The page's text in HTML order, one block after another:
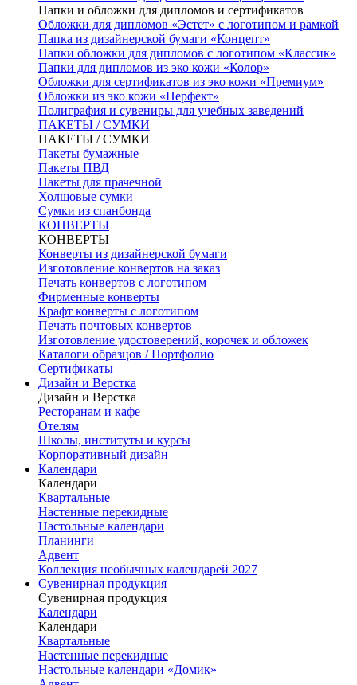
Папки и обложки для дипломов и сертификатов
Обложки для дипломов «Эстет» с логотипом и рамкой
Папка из дизайнерской бумаги «Концепт»
Папки обложки для дипломов с логотипом «Классик»
Папки для дипломов из эко кожи «Колор»
Обложки для сертификатов из эко кожи «Премиум»
Обложки из эко кожи «Перфект»
Полиграфия и сувениры для учебных заведений
ПАКЕТЫ / СУМКИ
ПАКЕТЫ / СУМКИ
Пакеты бумажные
Пакеты ПВД
Пакеты для прачечной
Холщовые сумки
Сумки из спанбонда
КОНВЕРТЫ
КОНВЕРТЫ
Конверты из дизайнерской бумаги
Изготовление конвертов на заказ
Печать конвертов с логотипом
Фирменные конверты
Крафт конверты с логотипом
Печать почтовых конвертов
Изготовление удостоверений, корочек и обложек
Каталоги образцов / Портфолио
Сертификаты
Дизайн и Верстка
Дизайн и Верстка
Ресторанам и кафе
Отелям
Школы, институты и курсы
Корпоративный дизайн
Календари
Календари
Квартальные
Настенные перекидные
Настольные календари
Планинги
Адвент
Коллекция необычных календарей 2027
Сувенирная продукция
Сувенирная продукция
Календари
Календари
Квартальные
Настенные перекидные
Настольные календари «Домик»